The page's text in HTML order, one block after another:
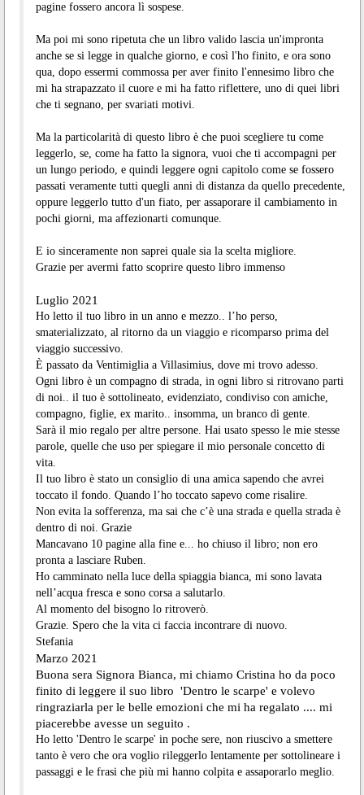
pagine fossero ancora lì sospese.
Ma poi mi sono ripetuta che un libro valido lascia un'impronta
anche se si legge in qualche giorno, e così l'ho finito, e ora sono
qua, dopo essermi commossa per aver finito l'ennesimo libro che
mi ha strapazzato il cuore e mi ha fatto riflettere, uno di quei libri
che ti segnano, per svariati motivi.
Ma la particolarità di questo libro è che puoi scegliere tu come
leggerlo, se, come ha fatto la signora, vuoi che ti accompagni per
un lungo periodo, e quindi leggere ogni capitolo come se fossero
passati veramente tutti quegli anni di distanza da quello precedente,
oppure leggerlo tutto d'un fiato, per assaporare il cambiamento in
pochi giorni, ma affezionarti comunque.
E io sinceramente non saprei quale sia la scelta migliore.
Grazie per avermi fatto scoprire questo libro immenso
Luglio 2021
Ho letto il tuo libro in un anno e mezzo.. l’ho perso,
smaterializzato, al ritorno da un viaggio e ricomparso prima del
viaggio successivo.
È passato da Ventimiglia a Villasimius, dove mi trovo adesso.
Ogni libro è un compagno di strada, in ogni libro si ritrovano parti
di noi.. il tuo è sottolineato, evidenziato, condiviso con amiche,
compagno, figlie, ex marito.. insomma, un branco di gente.
Sarà il mio regalo per altre persone. Hai usato spesso le mie stesse
parole, quelle che uso per spiegare il mio personale concetto di
vita.
Il tuo libro è stato un consiglio di una amica sapendo che avrei
toccato il fondo. Quando l’ho toccato sapevo come risalire.
Non evita la sofferenza, ma sai che c’è una strada e quella strada è
dentro di noi. Grazie
Mancavano 10 pagine alla fine e... ho chiuso il libro; non ero
pronta a lasciare Ruben.
Ho camminato nella luce della spiaggia bianca, mi sono lavata
nell’acqua fresca e sono corsa a salutarlo.
Al momento del bisogno lo ritroverò.
Grazie. Spero che la vita ci faccia incontrare di nuovo.
Stefania
Marzo 2021
Buona sera Signora Bianca, mi chiamo Cristina ho da poco
finito di leggere il suo libro 'Dentro le scarpe' e volevo
ringraziarla per le belle emozioni che mi ha regalato .... mi
piacerebbe avesse un seguito .
Ho letto 'Dentro le scarpe' in poche sere, non riuscivo a smettere
tanto è vero che ora voglio rileggerlo lentamente per sottolineare i
passaggi e le frasi che più mi hanno colpita e assaporarlo meglio.